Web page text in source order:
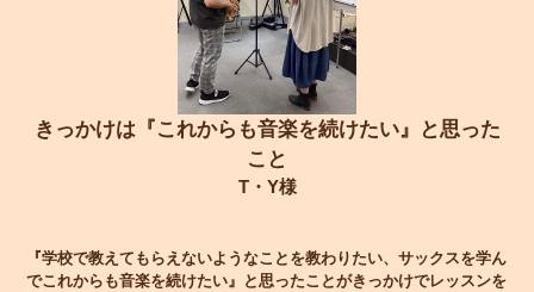
きっかけは『これからも音楽を続けたい』と思った
こと
T・Y様
『学校で教えてもらえないようなことを教わりたい、サックスを学ん
でこれからも音楽を続けたい』と思ったことがきっかけでレッスンを